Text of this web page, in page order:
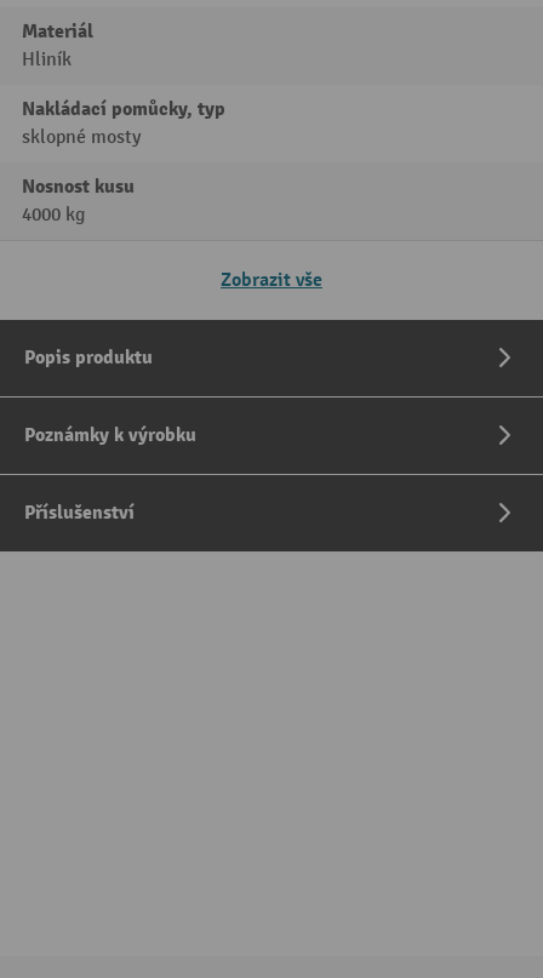
Materiál
Hliník
Nakládací pomůcky, typ
sklopné mosty
Nosnost kusu
4000 kg
Zobrazit vše
Popis produktu
Poznámky k výrobku
Příslušenství